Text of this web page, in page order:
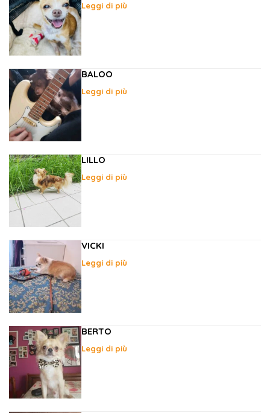
Leggi di più
BALOO
Leggi di più
LILLO
Leggi di più
VICKI
Leggi di più
BERTO
Leggi di più